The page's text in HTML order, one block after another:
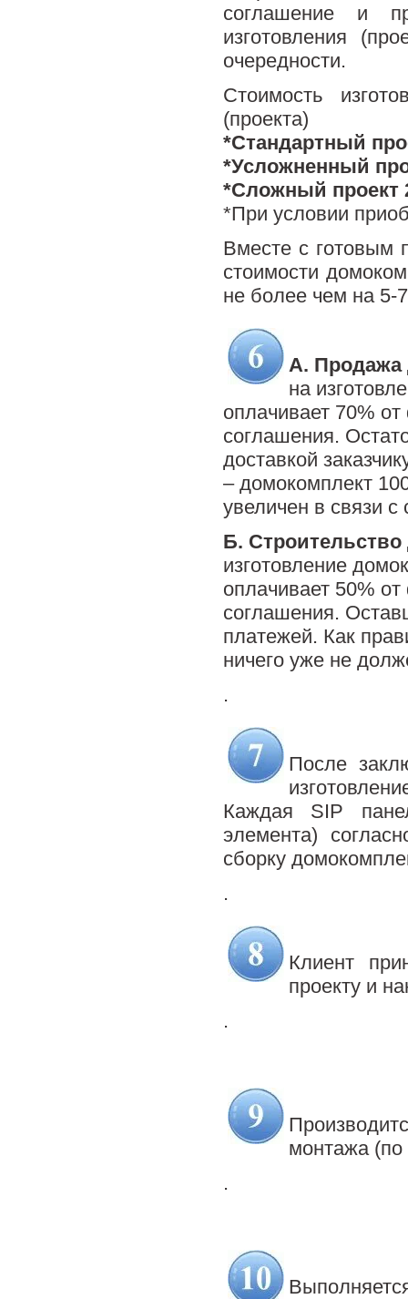
соглашение и
изготовления
очередности.
Стоимость
(проекта)
*Стандартный
*Усложненный
*Сложный проект
*При условии
Вместе с готовым
стоимости
не более чем на 5-
А. Продажа
на
оплачивает 70%
соглашения.
доставкой
– домокомплект
увеличен в связи
Б.
изготовление
оплачивает 50%
соглашения.
платежей. Как
ничего уже не
.
После
Каждая SIP
элемента)
сборку
.
Клиент
проекту и
.
монтажа (по
.